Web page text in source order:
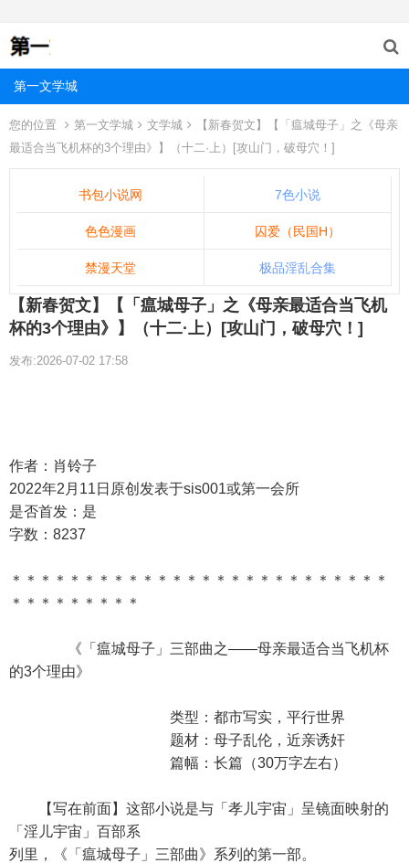
第一文学城
您的位置 第一文学城 文学城
【新春贺文】【「瘟城母子」之《母亲
最适合当飞机杯的3个理由》】（十二·上）[攻山门，破母穴！]
书包小说网 7色小说
色色漫画 囚爱（民国H）
禁漫天堂 极品淫乱合集
【新春贺文】【「瘟城母子」之《母亲最适合当飞机
杯的3个理由》】（十二·上）[攻山门，破母穴！]
发布:2026-07-02 17:58
作者：肖铃子
2022年2月11日原创发表于sis001或第一会所
是否首发：是
字数：8237
＊＊＊＊＊＊＊＊＊＊＊＊＊＊＊＊＊＊＊＊＊＊＊＊＊＊
＊＊＊＊＊＊＊＊＊
《「瘟城母子」三部曲之——母亲最适合当飞机杯
的3个理由》
类型：都市写实，平行世界
题材：母子乱伦，近亲诱奸
篇幅：长篇（30万字左右）
【写在前面】这部小说是与「孝儿宇宙」呈镜面映射的
「淫儿宇宙」百部系
列里，《「瘟城母子」三部曲》系列的第一部。